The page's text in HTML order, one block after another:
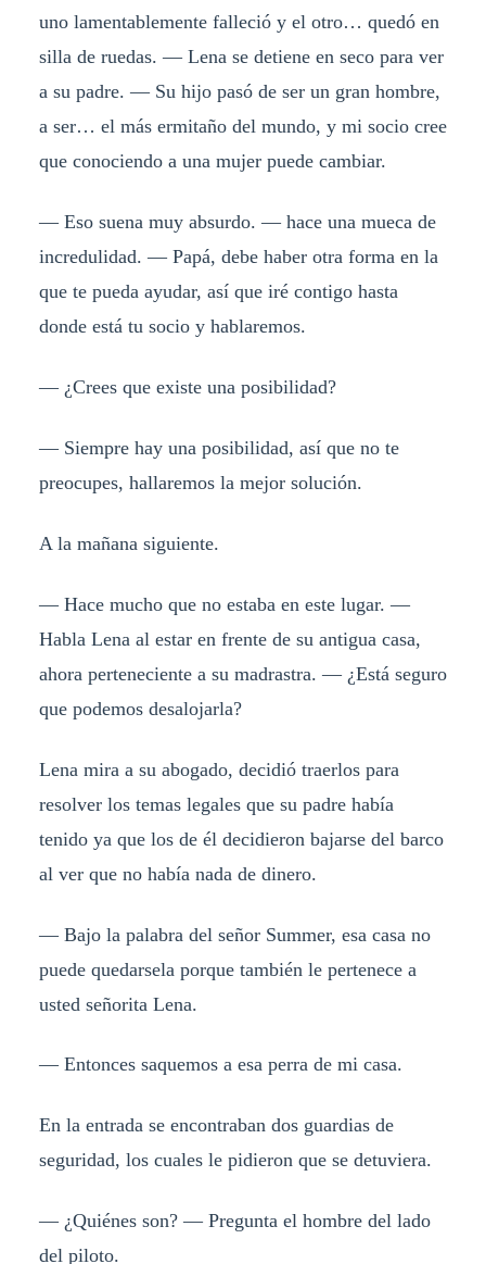
uno lamentablemente falleció y el otro… quedó en
silla de ruedas. — Lena se detiene en seco para ver
a su padre. — Su hijo pasó de ser un gran hombre,
a ser… el más ermitaño del mundo, y mi socio cree
que conociendo a una mujer puede cambiar.
— Eso suena muy absurdo. — hace una mueca de
incredulidad. — Papá, debe haber otra forma en la
que te pueda ayudar, así que iré contigo hasta
donde está tu socio y hablaremos.
— ¿Crees que existe una posibilidad?
— Siempre hay una posibilidad, así que no te
preocupes, hallaremos la mejor solución.
A la mañana siguiente.
— Hace mucho que no estaba en este lugar. —
Habla Lena al estar en frente de su antigua casa,
ahora perteneciente a su madrastra. — ¿Está seguro
que podemos desalojarla?
Lena mira a su abogado, decidió traerlos para
resolver los temas legales que su padre había
tenido ya que los de él decidieron bajarse del barco
al ver que no había nada de dinero.
— Bajo la palabra del señor Summer, esa casa no
puede quedarsela porque también le pertenece a
usted señorita Lena.
— Entonces saquemos a esa perra de mi casa.
En la entrada se encontraban dos guardias de
seguridad, los cuales le pidieron que se detuviera.
— ¿Quiénes son? — Pregunta el hombre del lado
del piloto.